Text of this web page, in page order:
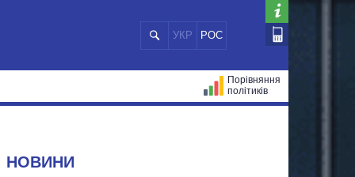
УКР РОС
Порівняння
політиків
НОВИНИ